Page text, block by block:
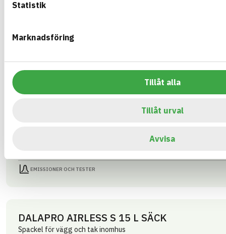
Statistik
Marknadsföring
Tillåt alla
Tillåt urval
Avvisa
DALAPRO AIRLESS S 15 L HINK
ARTIKEL­NUMMER
630141
01705Kitt och spackel
GTIN
EMISSIONER OCH TESTER
DALAPRO AIRLESS S 15 L SÄCK
Spackel för vägg och tak inomhus